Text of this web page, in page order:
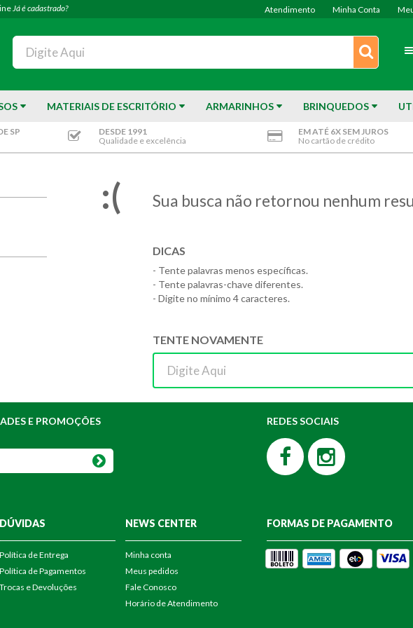
Já é cadastrado? Atendimento Minha Conta
MATERIAIS DE ESCRITÓRIO ARMARINHOS BRINQUEDOS
SP
DESDE 1991
Qualidade e excelência
EM ATÉ 6X SEM JUROS
No cartão de crédito
:( Sua busca não retornou nenhum
DICAS
- Tente palavras menos específicas.
- Tente palavras-chave diferentes.
- Digite no mínimo 4 caracteres.
TENTE NOVAMENTE
E PROMOÇÕES
REDES SOCIAIS
DÚVIDAS
Política de Entrega
Política de Pagamentos
Trocas e Devoluções
NEWS CENTER
Minha conta
Meus pedidos
Fale Conosco
Horário de Atendimento
FORMAS DE PAGAMENTO